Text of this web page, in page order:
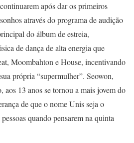
após dar os primeiros
através do programa de audição
do álbum de estreia,
de dança de alta energia que
Moombahton e House, incentivando
própria “supermulher”. Seowon,
aos 13 anos se tornou a mais jovem do
de que o nome Unis seja o
quando pensarem na quinta